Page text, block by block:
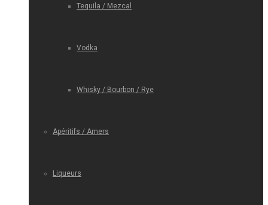
Tequila / Mezcal
Vodka
Whisky / Bourbon / Rye
Apéritifs / Amers
Liqueurs